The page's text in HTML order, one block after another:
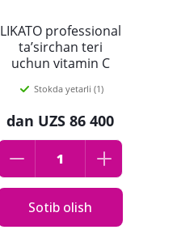
LIKATO professional
ta’sirchan teri
uchun vitamin C
150 ml
Stokda yetarli (1)
dan UZS 86 400
Sotib olish